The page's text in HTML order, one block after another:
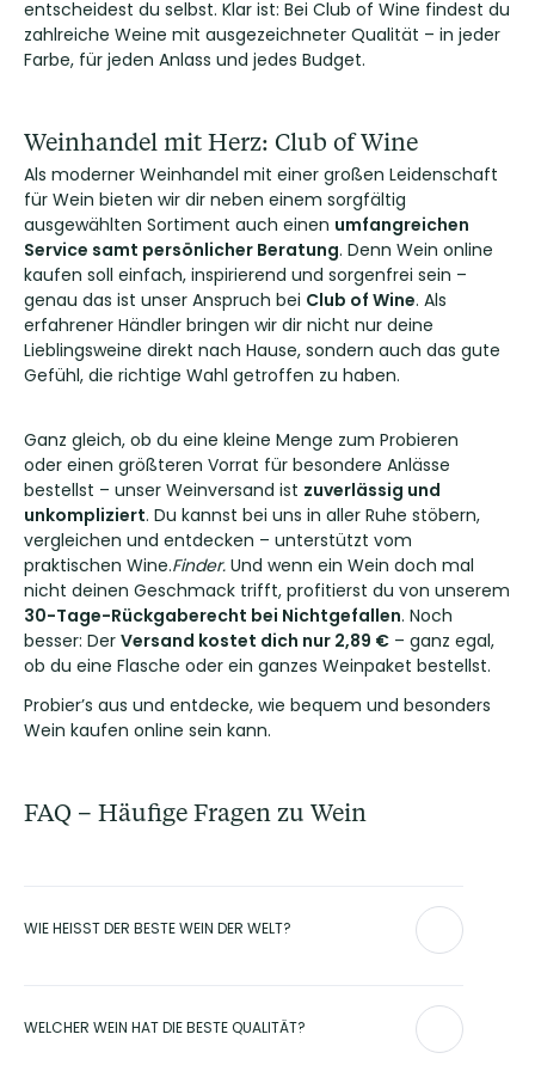
entscheidest du selbst. Klar ist: Bei Club of Wine findest du
zahlreiche Weine mit ausgezeichneter Qualität – in jeder
Farbe, für jeden Anlass und jedes Budget.
Weinhandel mit Herz: Club of Wine
Als moderner Weinhandel mit einer großen Leidenschaft
für Wein bieten wir dir neben einem sorgfältig
ausgewählten Sortiment auch einen umfangreichen
Service samt persönlicher Beratung. Denn Wein online
kaufen soll einfach, inspirierend und sorgenfrei sein –
genau das ist unser Anspruch bei Club of Wine. Als
erfahrener Händler bringen wir dir nicht nur deine
Lieblingsweine direkt nach Hause, sondern auch das gute
Gefühl, die richtige Wahl getroffen zu haben.
Ganz gleich, ob du eine kleine Menge zum Probieren
oder einen größteren Vorrat für besondere Anlässe
bestellst – unser Weinversand ist zuverlässig und
unkompliziert. Du kannst bei uns in aller Ruhe stöbern,
vergleichen und entdecken – unterstützt vom
praktischen Wine.Finder. Und wenn ein Wein doch mal
nicht deinen Geschmack trifft, profitierst du von unserem
30-Tage-Rückgaberecht bei Nichtgefallen. Noch
besser: Der Versand kostet dich nur 2,89 € – ganz egal,
ob du eine Flasche oder ein ganzes Weinpaket bestellst.
Probier’s aus und entdecke, wie bequem und besonders
Wein kaufen online sein kann.
FAQ – Häufige Fragen zu Wein
WIE HEISST DER BESTE WEIN DER WELT?
angesehensten und beliebtesten Weinen zählen jedoch die
WELCHER WEIN HAT DIE BESTE QUALITÄT?